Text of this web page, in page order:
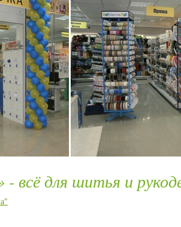
- всё для шитья и